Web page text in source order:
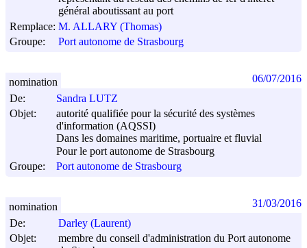
général aboutissant au port
Remplace: M. ALLARY (Thomas)
Groupe:
Port autonome de Strasbourg
De:
Sandra LUTZ
Objet:
autorité qualifiée pour la sécurité des systèmes
d'information (AQSSI)
Dans les domaines maritime, portuaire et fluvial
Pour le port autonome de Strasbourg
Groupe:
Port autonome de Strasbourg
nomination 06/07/2016
De:
Darley (Laurent)
Objet:
membre du conseil d'administration du Port autonome
nomination 31/03/2016